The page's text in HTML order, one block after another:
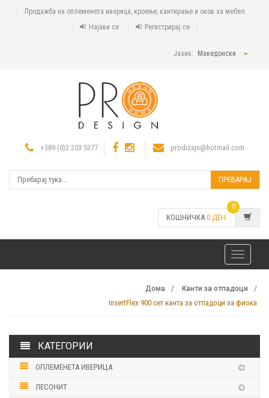
Продажба на оплеменета иверица, кроење, кантирање и оков за мебел
Најави се
Регистрирај се
Јазик: Македонски
+389 (0)2 203 5377 prodizajn@hotmail.com
ПРЕБАРАЈ
КОШНИЧКА 0 ДЕН.
0
Toggle
navigation
Дома Канти за отпадоци
InsertFlex 900 сет канта за отпадоци за фиока
КАТЕГОРИИ
ОПЛЕМЕНЕТА ИВЕРИЦА
ЛЕСОНИТ